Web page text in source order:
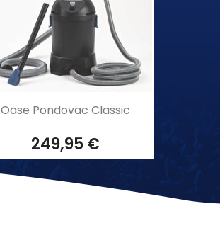
 Aperçu rapide
Oase Pondovac Classic
249,95 €